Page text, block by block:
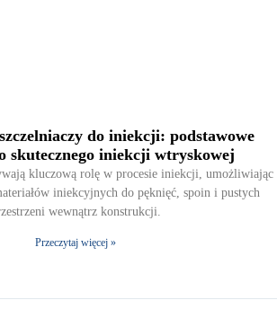
do iniekcji: podstawowe
skutecznego iniekcji wtryskowej
kluczową rolę w procesie iniekcji, umożliwiając
iniekcyjnych do pęknięć, spoin i pustych
wewnątrz konstrukcji.
Przeczytaj więcej »